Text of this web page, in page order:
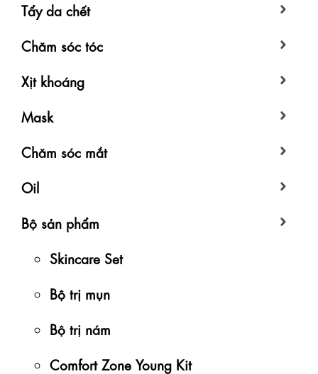
Tẩy da chết
Chăm sóc tóc
Xịt khoáng
Mask
Chăm sóc mắt
Oil
Bộ sản phẩm
Skincare Set
Bộ trị mụn
Bộ trị nám
Comfort Zone Young Kit